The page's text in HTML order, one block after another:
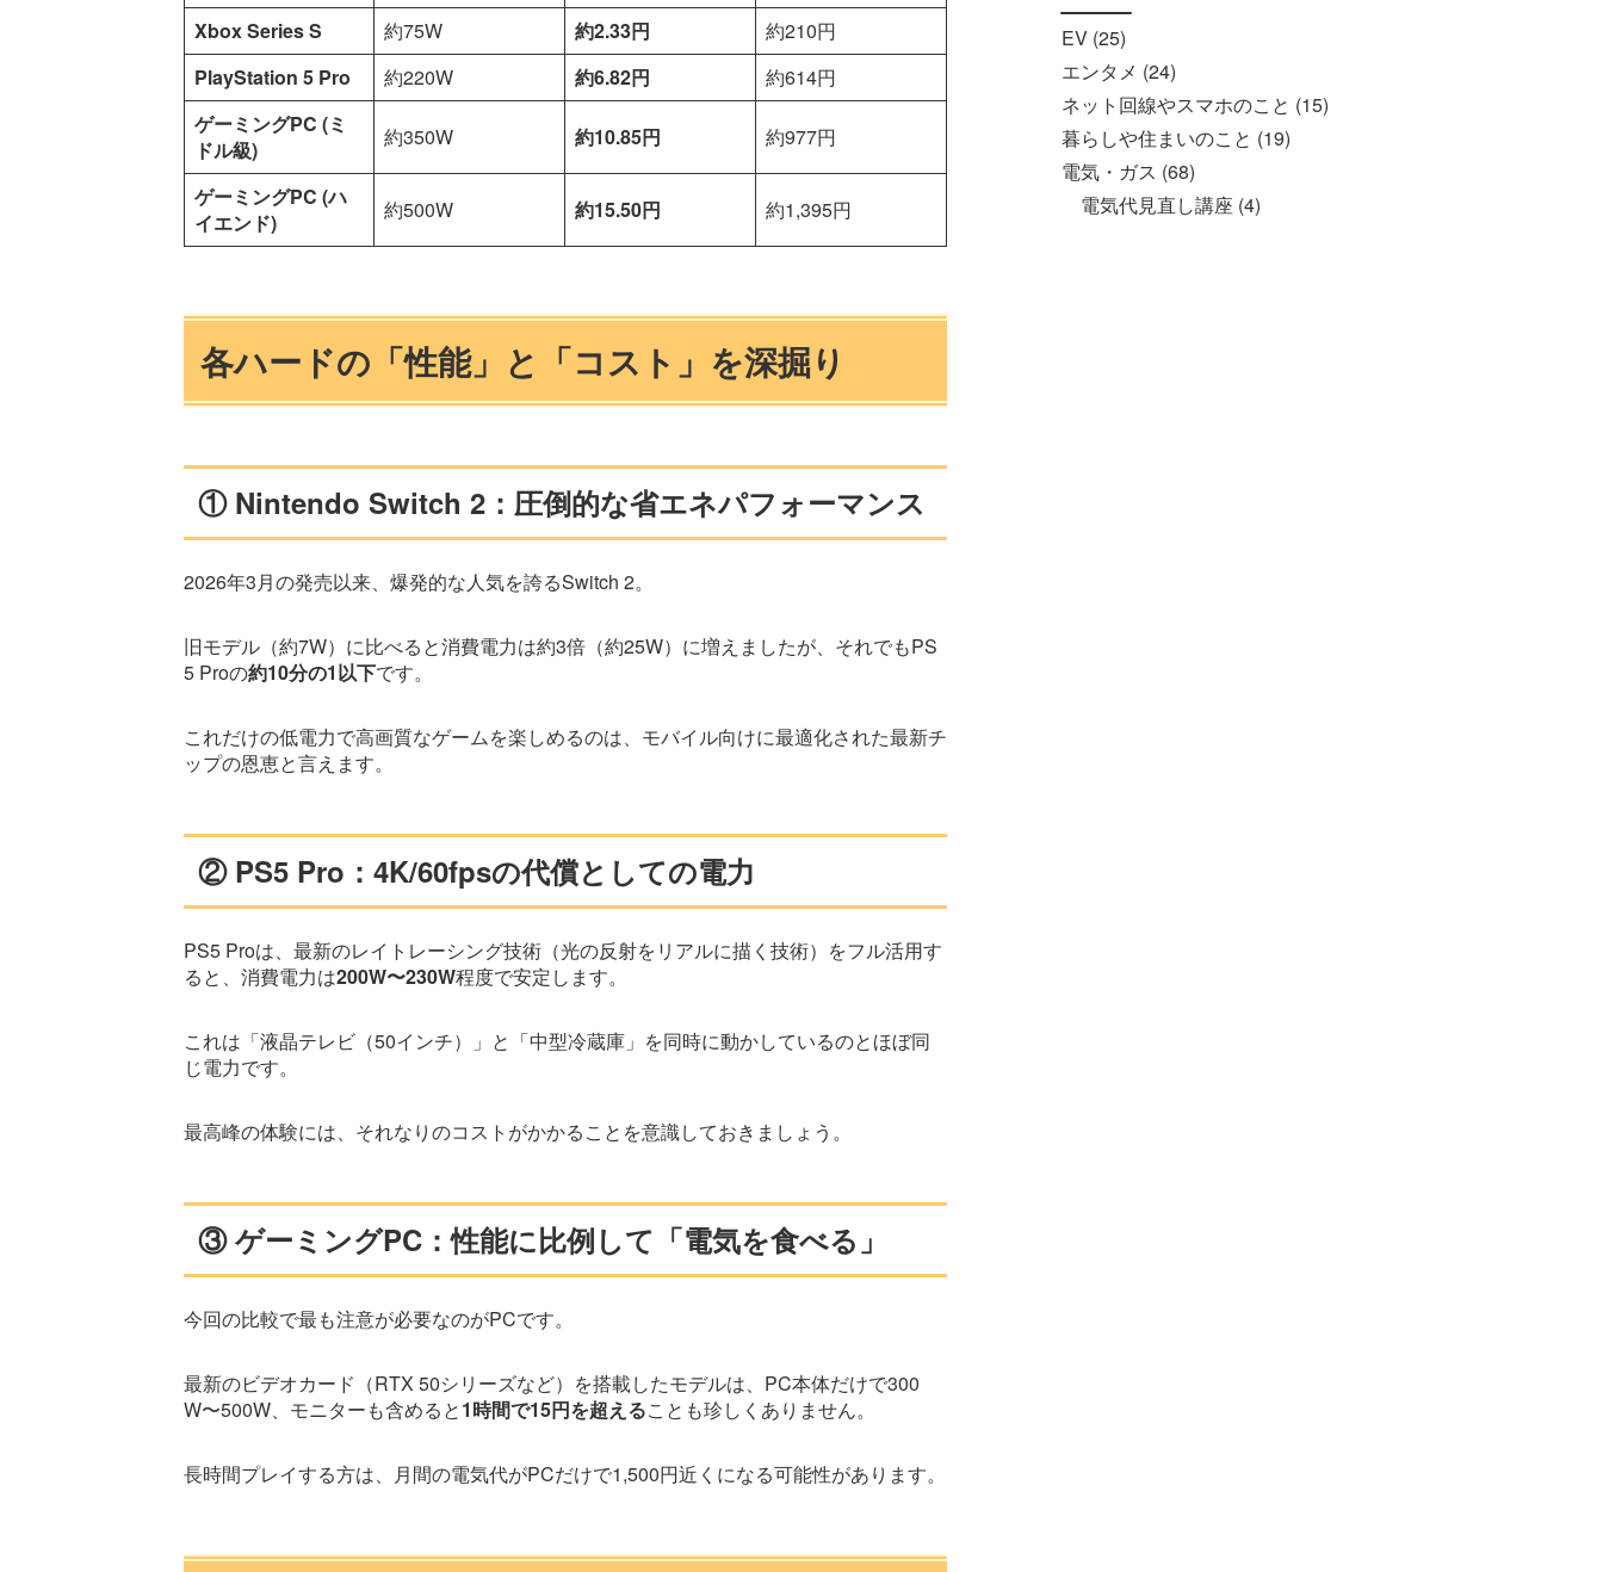
Xbox Series S 約75W 約2.33円
約210円
PlayStation 5 Pro
約220W 約6.82円
約614円
ゲーミングPC (ミ
ドル級)
約350W 約10.85円 約977円
ゲーミングPC (ハ
イエンド)
約500W 約15.50円 約1,395円
各ハードの「性能」と「コスト」を深掘り
① Nintendo Switch 2：圧倒的な省エネパフォーマンス
2026年3月の発売以来、爆発的な人気を誇るSwitch 2。
旧モデル（約7W）に比べると消費電力は約3倍（約25W）に増えましたが、それでもPS
5 Proの約10分の1以下です。
これだけの低電力で高画質なゲームを楽しめるのは、モバイル向けに最適化された最新チ
ップの恩恵と言えます。
② PS5 Pro：4K/60fpsの代償としての電力
PS5 Proは、最新のレイトレーシング技術（光の反射をリアルに描く技術）をフル活用す
ると、消費電力は200W〜230W程度で安定します。
これは「液晶テレビ（50インチ）」と「中型冷蔵庫」を同時に動かしているのとほぼ同
じ電力です。
最高峰の体験には、それなりのコストがかかることを意識しておきましょう。
③ ゲーミングPC：性能に比例して「電気を食べる」
今回の比較で最も注意が必要なのがPCです。
最新のビデオカード（RTX 50シリーズなど）を搭載したモデルは、PC本体だけで300
W〜500W、モニターも含めると1時間で15円を超えることも珍しくありません。
長時間プレイする方は、月間の電気代がPCだけで1,500円近くになる可能性があります。
EV (25)
エンタメ (24)
ネット回線やスマホのこと (15)
暮らしや住まいのこと (19)
電気・ガス (68)
電気代見直し講座 (4)